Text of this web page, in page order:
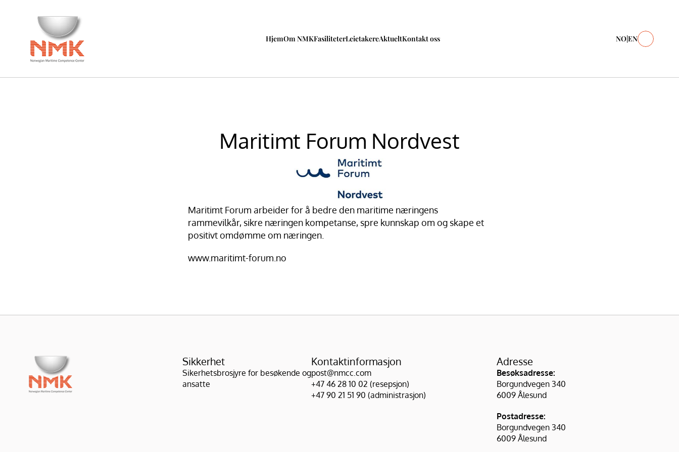
HjemOm NMKFasiliteterLeietakereAktueltKontakt oss NO|EN
Maritimt Forum Nordvest
Maritimt Forum arbeider for å bedre den maritime næringens
rammevilkår, sikre næringen kompetanse, spre kunnskap om og skape et
positivt omdømme om næringen.
www.maritimt-forum.no
Sikkerhet
Sikerhetsbrosjyre for besøkende og
ansatte
Kontaktinformasjon
post@nmcc.com
+47 46 28 10 02 (resepsjon)
+47 90 21 51 90 (administrasjon)
Adresse
Besøksadresse:
Borgundvegen 340
6009 Ålesund
Postadresse:
Borgundvegen 340
6009 Ålesund